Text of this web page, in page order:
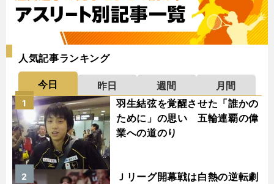
人気記事ランキング
今日 昨日 週間
月間
羽生結弦を覚醒させた「誰かの
ために」の思い 五輪連覇の偉
業への道のり
1
Ｊリーグ開幕戦は白熱の逆転劇
2